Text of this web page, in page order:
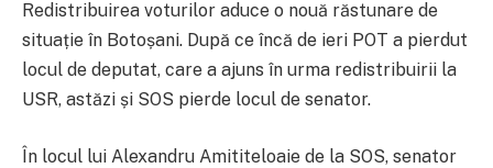
Redistribuirea voturilor aduce o nouă răstunare de
situație în Botoșani. După ce încă de ieri POT a pierdut
locul de deputat, care a ajuns în urma redistribuirii la
USR, astăzi și SOS pierde locul de senator.
În locul lui Alexandru Amititeloaie de la SOS, senator